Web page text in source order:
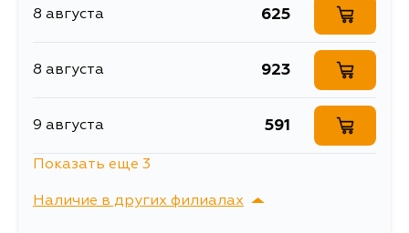
8 августа 625
8 августа 923
9 августа 591
Показать еще 3
Наличие в других филиалах